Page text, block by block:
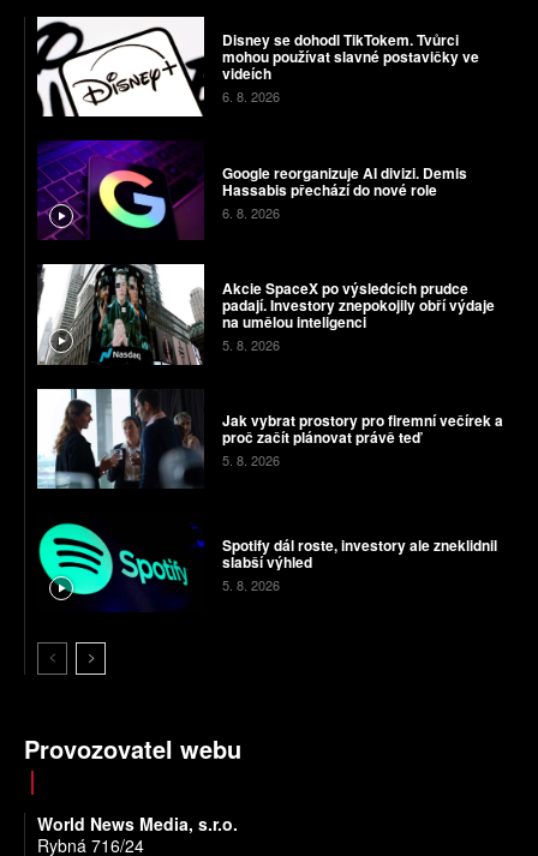
Disney se dohodl TikTokem. Tvůrci
mohou používat slavné postavičky ve
videích
6. 8. 2026
Google reorganizuje AI divizi. Demis
Hassabis přechází do nové role
6. 8. 2026
Akcie SpaceX po výsledcích prudce
padají. Investory znepokojily obří výdaje
na umělou inteligenci
5. 8. 2026
Jak vybrat prostory pro firemní večírek a
proč začít plánovat právě teď
5. 8. 2026
Spotify dál roste, investory ale zneklidnil
slabší výhled
5. 8. 2026
Provozovatel webu
World News Media, s.r.o.
Rybná 716/24